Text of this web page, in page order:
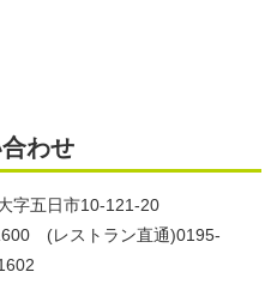
わせ
字五日市10-121-20
(レストラン直通)0195-